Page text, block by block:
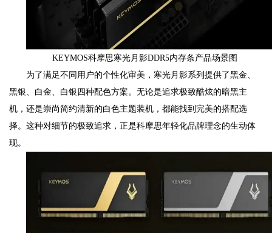
KEYMOS科摩思寒光月影DDR5内存条产品场景图
为了满足不同用户的个性化审美，寒光月影系列提供了黑金、
黑银、白金、白银四种配色方案。无论是追求极致酷炫的暗黑主
机，还是崇尚简约清新的白色主题装机，都能找到完美的搭配选
择。这种对细节的极致追求，正是科摩思年轻化品牌理念的生动体
现。